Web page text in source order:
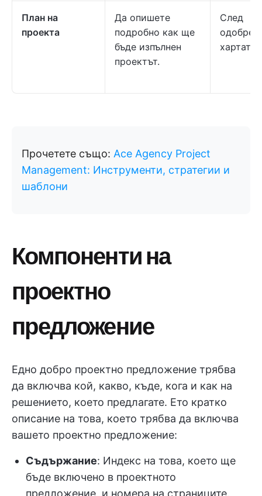
План на
проекта
Да опишете
подробно как ще
бъде изпълнен
проектът.
След
хартата
Прочетете също: Ace Agency Project
Management: Инструменти, стратегии и
шаблони
Компоненти на
проектно
предложение
Едно добро проектно предложение трябва
да включва кой, какво, къде, кога и как на
решението, което предлагате. Ето кратко
описание на това, което трябва да включва
вашето проектно предложение:
Съдържание: Индекс на това, което ще
бъде включено в проектното
предложение, и номера на страниците.